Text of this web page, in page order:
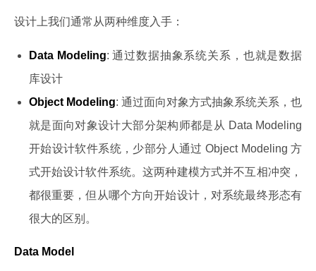
设计上我们通常从两种维度入手：
Data Modeling: 通过数据抽象系统关系，也就是数据
库设计
Object Modeling: 通过面向对象方式抽象系统关系，也
就是面向对象设计大部分架构师都是从 Data Modeling
开始设计软件系统，少部分人通过 Object Modeling 方
式开始设计软件系统。这两种建模方式并不互相冲突，
都很重要，但从哪个方向开始设计，对系统最终形态有
很大的区别。
Data Model